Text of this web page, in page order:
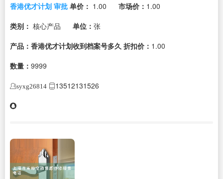
香港优才计划 审批 单价： 1.00 市场价： 1.00
类别： 核心产品 单位： 张
产品：香港优才计划收到档案号多久 折扣价： 1.00
数量： 9999
syxg26814 13512131526